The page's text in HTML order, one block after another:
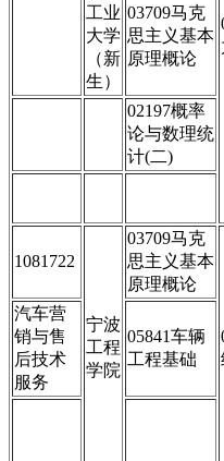
工业
大学
（新
生）
03709马克
思主义基本
原理概论
02197概率
论与数理统
计(二)
1081722
宁波
工程
学院
03709马克
思主义基本
原理概论
汽车营
销与售
后技术
服务
05841车辆
工程基础